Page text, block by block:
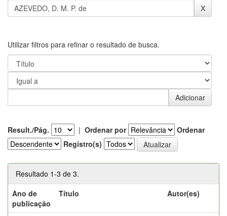
Utilizar filtros para refinar o resultado de busca.
Result./Pág. | Ordenar por
Ordenar
Registro(s)
Resultado 1-3 de 3.
Ano de
publicação
Título Autor(es)